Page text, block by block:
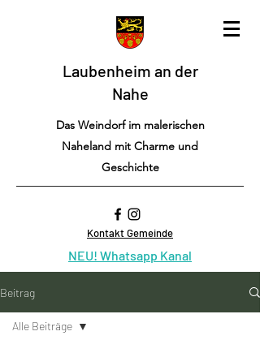
Laubenheim an der
Nahe
Das Weindorf im malerischen
Naheland mit Charme und
Geschichte
Kontakt Gemeinde
NEU! Whatsapp Kanal
Beitrag
Alle Beiträge